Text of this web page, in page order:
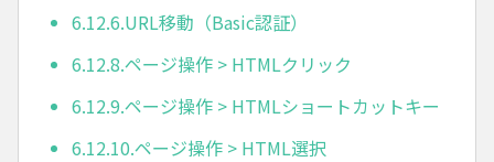
6.12.6.URL移動（Basic認証）
6.12.8.ページ操作 > HTMLクリック
6.12.9.ページ操作 > HTMLショートカットキー
6.12.10.ページ操作 > HTML選択